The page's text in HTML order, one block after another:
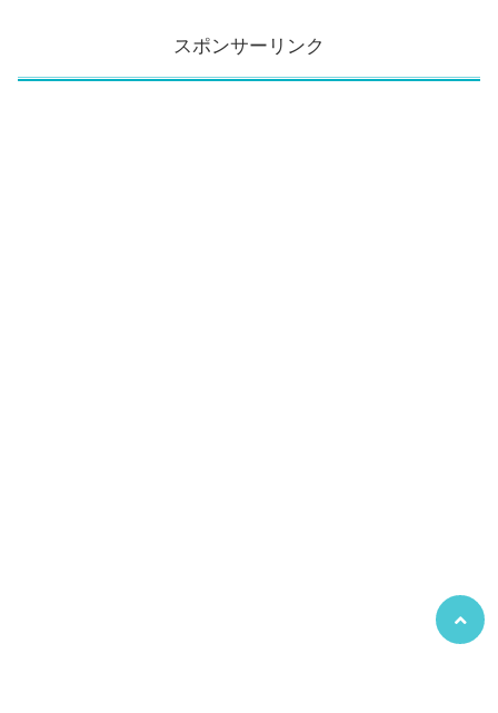
スポンサーリンク